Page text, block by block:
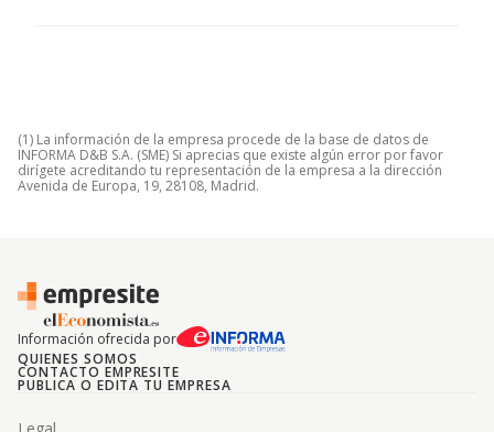
(1) La información de la empresa procede de la base de datos de
INFORMA D&B S.A. (SME) Si aprecias que existe algún error por favor
dirígete acreditando tu representación de la empresa a la dirección
Avenida de Europa, 19, 28108, Madrid.
Información ofrecida por
QUIENES SOMOS
CONTACTO EMPRESITE
PUBLICA O EDITA TU EMPRESA